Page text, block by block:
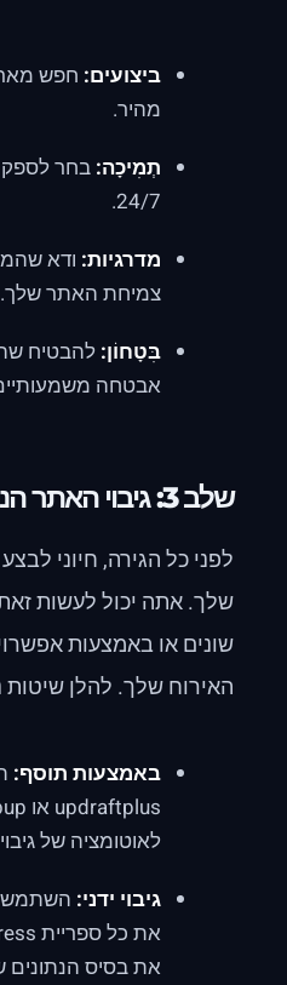
ביצועים: חפש
מהיר.
תְמִיכָה: בחר
24/7.
מדרגיות: ודא
צמיחת האתר שלך.
בִּטָחוֹן: להבטיח
אבטחה
שלב 3: גיבוי האתר הנוכחי שלך
לפני כל הגירה, חיוני
שלך. אתה יכול לעשות
שונים או באמצעות
האירוח שלך. להלן שיטות
באמצעות תוסף:
לאוטומציה של
גיבוי ידני:
את בסיס